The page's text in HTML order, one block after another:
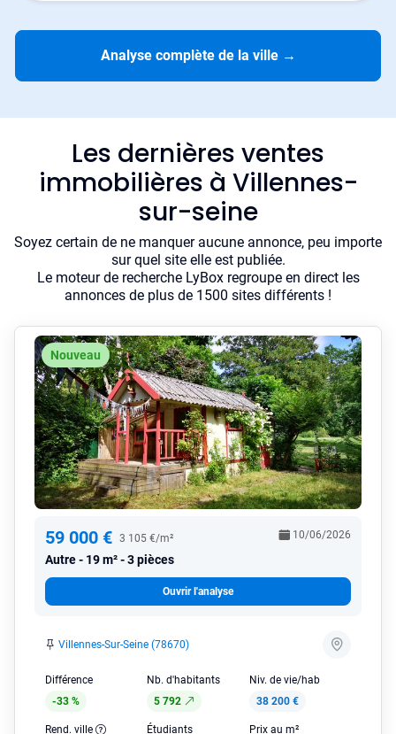
Analyse complète de la ville →
Les dernières ventes
immobilières à Villennes-
sur-seine
Soyez certain de ne manquer aucune annonce, peu importe
sur quel site elle est publiée.
Le moteur de recherche LyBox regroupe en direct les
annonces de plus de 1500 sites différents !
Nouveau
59 000 € 3 105 €/m²
Autre 19 m² - 3 pièces
10/06/2026
Ouvrir l'analyse
Villennes-Sur-Seine (78670)
Différence
-33 %
Nb. d'habitants
5 792
Niv. de vie/hab
38 200 €
Rend. ville
Étudiants
Prix au m²